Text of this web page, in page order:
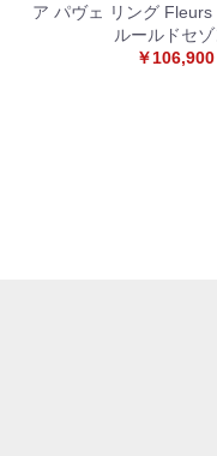
ア パヴェ リング Fleurs
ルールドセ
￥106,900